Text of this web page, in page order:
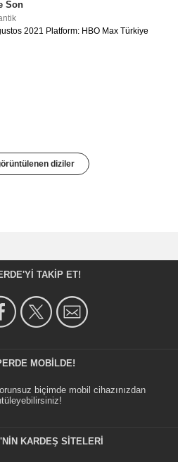
Son
2021 Platform: HBO Max Türkiye
diziler
TAKIP ET!
MOBILDE!
biçimde mobil cihazınızdan
KARDEŞ SİTELERİ